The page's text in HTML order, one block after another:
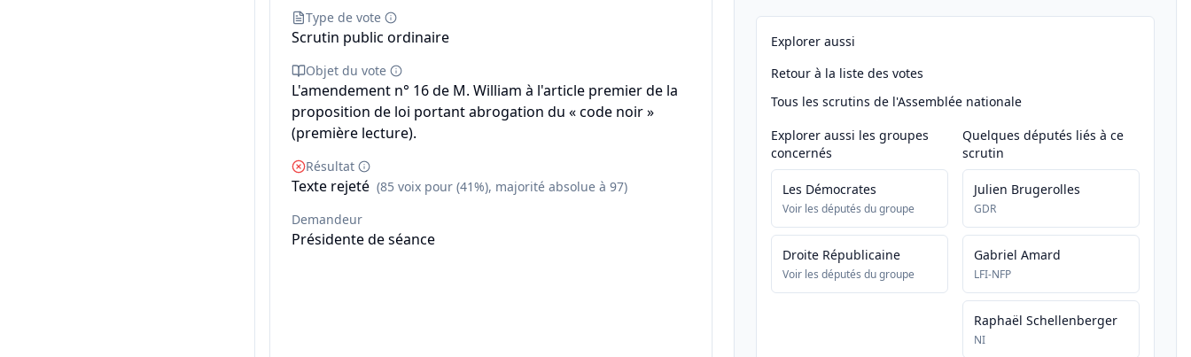
Type de vote
Scrutin public ordinaire
Objet du vote
L'amendement n° 16 de M. William à l'article premier de la
proposition de loi portant abrogation du « code noir »
(première lecture).
Résultat
Texte rejeté (85 voix pour (41%), majorité absolue à 97)
Demandeur
Présidente de séance
Explorer aussi
Retour à la liste des votes
Tous les scrutins de l'Assemblée nationale
Explorer aussi les groupes
concernés
Les Démocrates
Voir les députés du groupe
Droite Républicaine
Voir les députés du groupe
Quelques députés liés à ce
scrutin
Julien Brugerolles
GDR
Gabriel Amard
LFI-NFP
Raphaël Schellenberger
NI